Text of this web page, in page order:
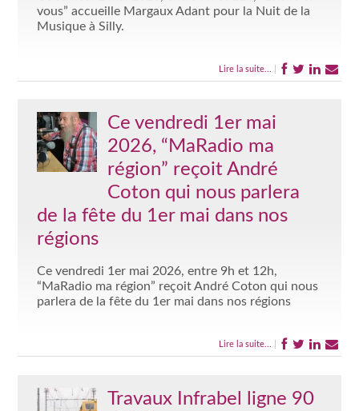
vous” accueille Margaux Adant pour la Nuit de la
Musique à Silly.
Lire la suite...
Ce vendredi 1er mai
2026, “MaRadio ma
région” reçoit André
Coton qui nous parlera
de la fête du 1er mai dans nos
régions
Ce vendredi 1er mai 2026, entre 9h et 12h,
“MaRadio ma région” reçoit André Coton qui nous
parlera de la fête du 1er mai dans nos régions
Lire la suite...
Travaux Infrabel ligne 90